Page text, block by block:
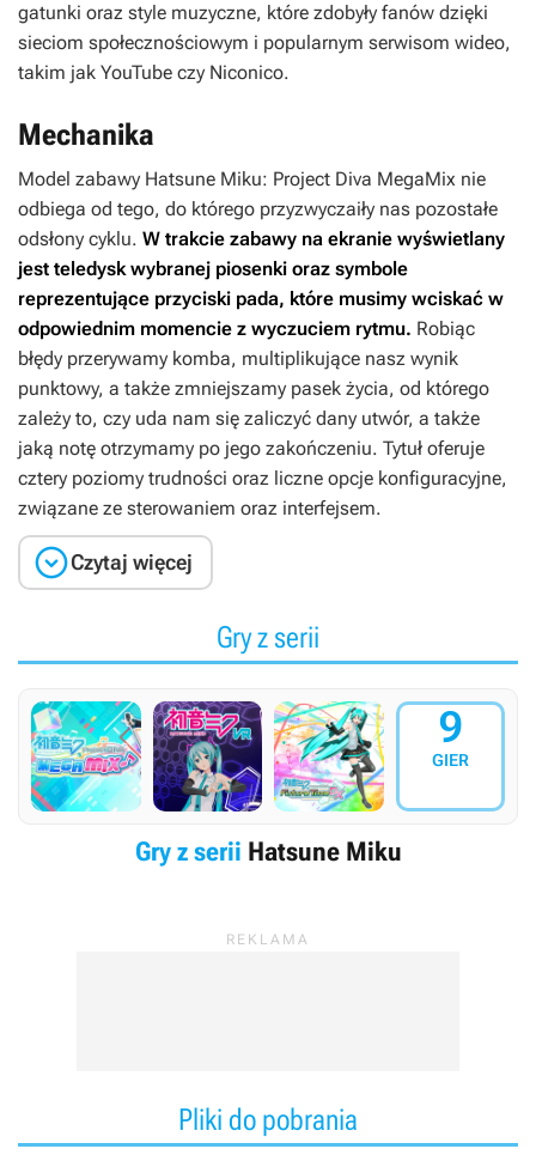
gatunki oraz style muzyczne, które zdobyły fanów dzięki
sieciom społecznościowym i popularnym serwisom wideo,
takim jak YouTube czy Niconico.
Mechanika
Model zabawy Hatsune Miku: Project Diva MegaMix nie
odbiega od tego, do którego przyzwyczaiły nas pozostałe
odsłony cyklu. W trakcie zabawy na ekranie wyświetlany
jest teledysk wybranej piosenki oraz symbole
reprezentujące przyciski pada, które musimy wciskać w
odpowiednim momencie z wyczuciem rytmu. Robiąc
błędy przerywamy komba, multiplikujące nasz wynik
punktowy, a także zmniejszamy pasek życia, od którego
zależy to, czy uda nam się zaliczyć dany utwór, a także
jaką notę otrzymamy po jego zakończeniu. Tytuł oferuje
cztery poziomy trudności oraz liczne opcje konfiguracyjne,
związane ze sterowaniem oraz interfejsem.
Czytaj więcej
Gry z serii
9
GIER
Gry z serii Hatsune Miku
Pliki do pobrania